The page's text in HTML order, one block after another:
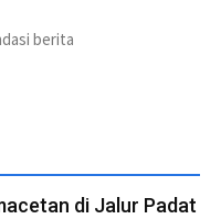
berita
di Jalur Padat